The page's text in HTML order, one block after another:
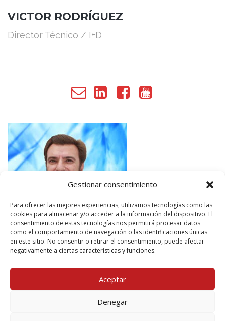
Gestionar consentimiento
Para ofrecer las mejores experiencias, utilizamos tecnologías como las
cookies para almacenar y/o acceder a la información del dispositivo. El
consentimiento de estas tecnologías nos permitirá procesar datos
como el comportamiento de navegación o las identificaciones únicas
en este sitio. No consentir o retirar el consentimiento, puede afectar
negativamente a ciertas características y funciones.
Aceptar
Denegar
VICTOR RODRÍGUEZ
Director Técnico / I+D
Mcr Tecresa, S.L. Copyright 2025©